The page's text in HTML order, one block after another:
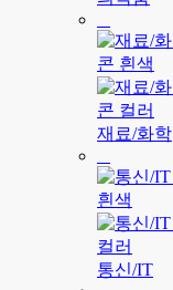
재료/화학
통신/IT